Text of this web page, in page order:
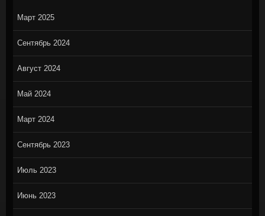
Март 2025
Сентябрь 2024
Август 2024
Май 2024
Март 2024
Сентябрь 2023
Июль 2023
Июнь 2023